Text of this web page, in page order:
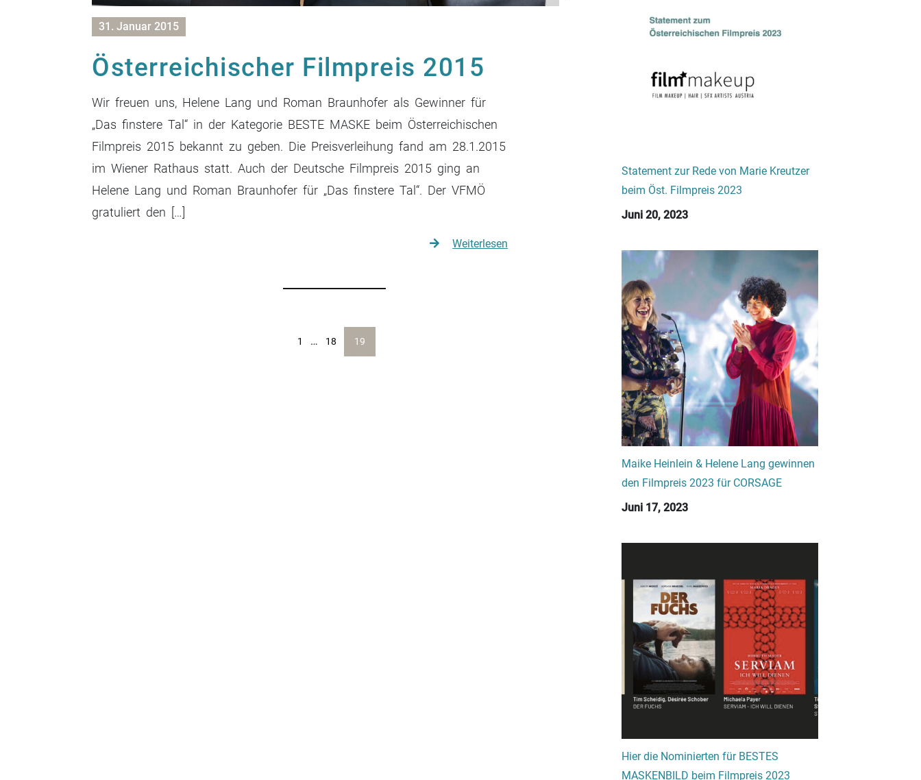
31. Januar 2015
Österreichischer Filmpreis 2015
Wir freuen uns, Helene Lang und Roman Braunhofer als Gewinner für
„Das finstere Tal“ in der Kategorie BESTE MASKE beim Österreichischen
Filmpreis 2015 bekannt zu geben. Die Preisverleihung fand am 28.1.2015
im Wiener Rathaus statt. Auch der Deutsche Filmpreis 2015 ging an
Helene Lang und Roman Braunhofer für „Das finstere Tal“. Der VFMÖ
gratuliert den […]
Weiterlesen
1 … 18 19
Statement zur Rede von Marie Kreutzer
beim Öst. Filmpreis 2023
Juni 20, 2023
Maike Heinlein & Helene Lang gewinnen
den Filmpreis 2023 für CORSAGE
Juni 17, 2023
Hier die Nominierten für BESTES
MASKENBILD beim Filmpreis 2023